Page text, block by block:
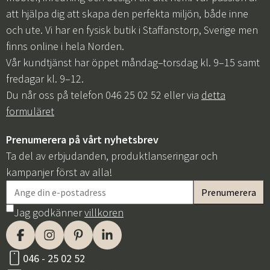
att hjälpa dig att skapa den perfekta miljön, både inne
och ute. Vi har en fysisk butik i Staffanstorp, Sverige men
finns online i hela Norden.
Vår kundtjänst har öppet måndag–torsdag kl. 9–15 samt
fredagar kl. 9–12.
Du når oss på telefon 046 25 02 52 eller via detta
formuläret
Prenumerera på vårt nyhetsbrev
Ta del av erbjudanden, produktlanseringar och
kampanjer först av alla!
Jag godkännervillkoren
046 - 25 02 52